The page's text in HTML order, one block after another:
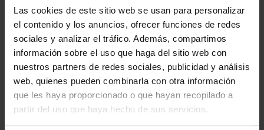
Las cookies de este sitio web se usan para personalizar
el contenido y los anuncios, ofrecer funciones de redes
sociales y analizar el tráfico. Además, compartimos
información sobre el uso que haga del sitio web con
nuestros partners de redes sociales, publicidad y análisis
web, quienes pueden combinarla con otra información
que les haya proporcionado o que hayan recopilado a
partir del uso que haya hecho de sus servicios.